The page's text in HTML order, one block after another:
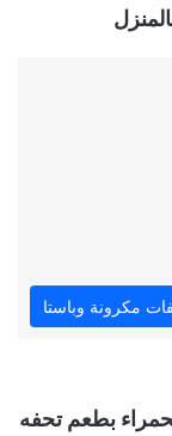
مكرونة وباستا
بطعم تحفه